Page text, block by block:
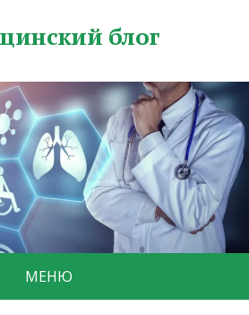
блог
МЕНЮ